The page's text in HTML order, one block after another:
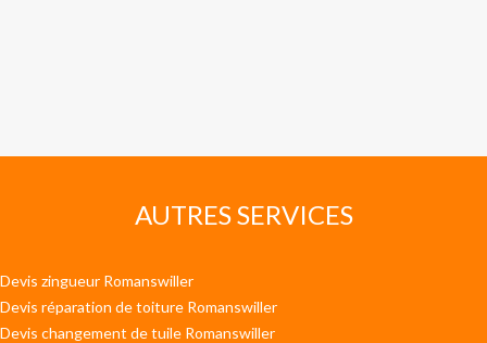
AUTRES SERVICES
Devis zingueur Romanswiller
Devis réparation de toiture Romanswiller
Devis changement de tuile Romanswiller